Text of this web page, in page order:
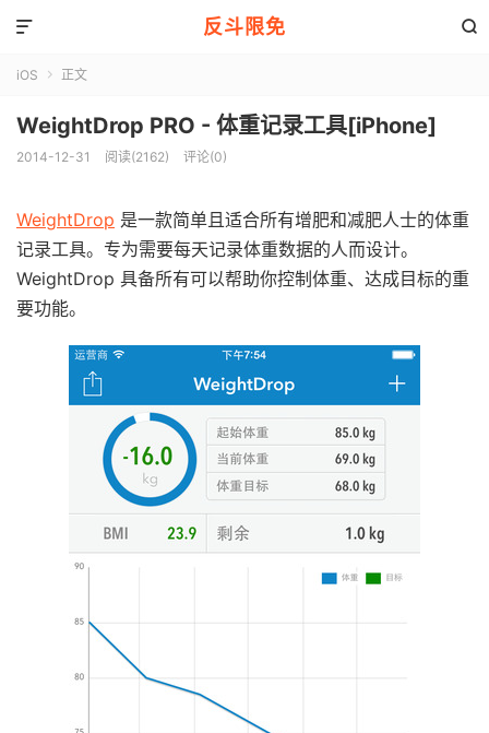
反斗限免 

iOS  正文
WeightDrop PRO - 体重记录工具[iPhone]
2014-12-31 阅读(2162) 评论(0)
WeightDrop 是一款简单且适合所有增肥和减肥人士的体重
记录工具。专为需要每天记录体重数据的人而设计。
WeightDrop 具备所有可以帮助你控制体重、达成目标的重
要功能。